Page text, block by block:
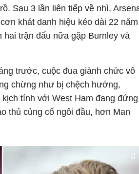
Sau 3 lần liên tiếp về nhì,
khát danh hiệu kéo dài 22 năm
hai trận đấu nữa gặp Burnley và
trước, cuộc đua giành chức vô
chừng như bị chệch hướng,
tính với West Ham đang đứng
thủ củng cố ngôi đầu, hơn Man